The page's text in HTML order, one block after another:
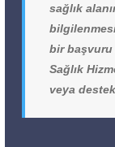
sağlık
bir
Sağlık
veya